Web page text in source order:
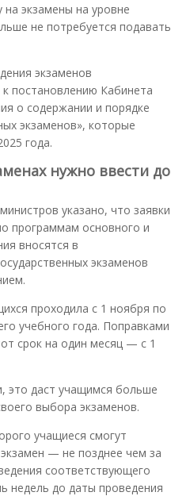
экзамены на уровне
не потребуется подавать
экзаменов
постановлению Кабинета
о содержании и порядке
экзаменов», которые
года.
нужно ввести до
указано, что заявки
программам основного и
вносятся в
экзаменов
проходила с 1 ноября по
учебного года. Поправками
срок на один месяц — с 1
это даст учащимся больше
выбора экзаменов.
учащиеся смогут
— не позднее чем за
соответствующего
недель до даты проведения